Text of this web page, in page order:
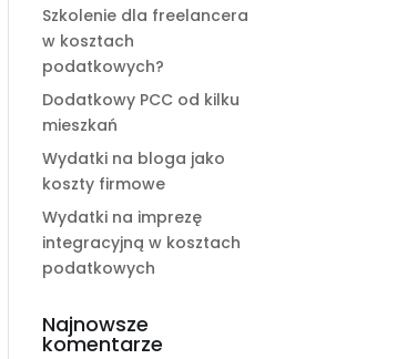
Szkolenie dla freelancera
w kosztach
podatkowych?
Dodatkowy PCC od kilku
mieszkań
Wydatki na bloga jako
koszty firmowe
Wydatki na imprezę
integracyjną w kosztach
podatkowych
Najnowsze
komentarze